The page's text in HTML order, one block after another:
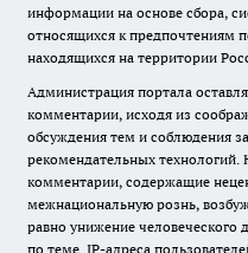
информации на основе сбора,
относящихся к предпочтениям
находящихся на территории
Администрация портала
комментарии, исходя из
обсуждения тем и соблюдения
рекомендательных технологий.
комментарии, содержащие
межнациональную рознь,
равно унижение человеческого
по теме. IP-адреса